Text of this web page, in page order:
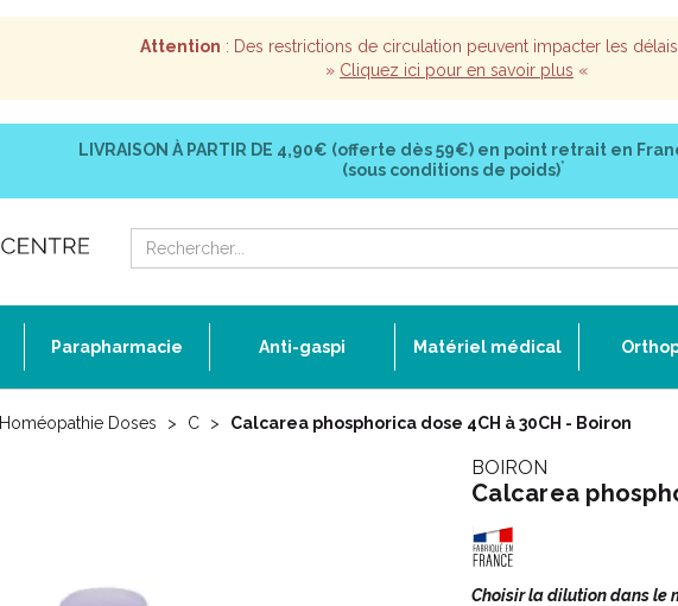
Attention : Des restrictions de circulation peuvent impacter les
» Cliquez ici pour en savoir plus «
LIVRAISON À PARTIR DE 4,90€ (offerte dès 59€) en point retrait en
(sous conditions de poids)*
Parapharmacie Anti-gaspi Matériel médical
Homéopathie Doses C Calcarea phosphorica dose 4CH à 30CH - Boiron
BOIRON
Calcarea
Choisir la dilution dans le